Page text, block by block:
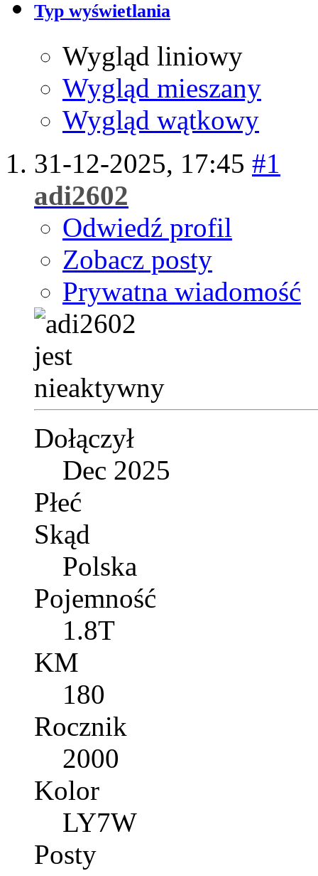
Typ wyświetlania
Wygląd liniowy
Wygląd mieszany
Wygląd wątkowy
31-12-2025, 17:45 #1
adi2602
Odwiedź profil
Zobacz posty
Prywatna wiadomość
Dołączył
Dec 2025
Płeć
Skąd
Polska
Pojemność
1.8T
KM
180
Rocznik
2000
Kolor
LY7W
Posty